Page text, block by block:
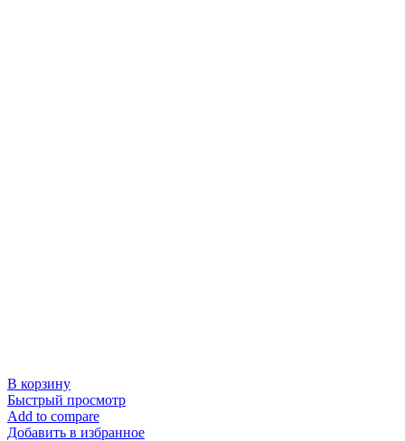
В корзину
Быстрый просмотр
Add to compare
Добавить в избранное